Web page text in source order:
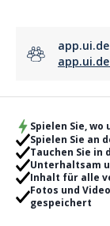
Spielen Sie, wo
Spielen Sie an
Tauchen Sie in
Unterhaltsam
Inhalt für alle
Fotos und
gespeichert